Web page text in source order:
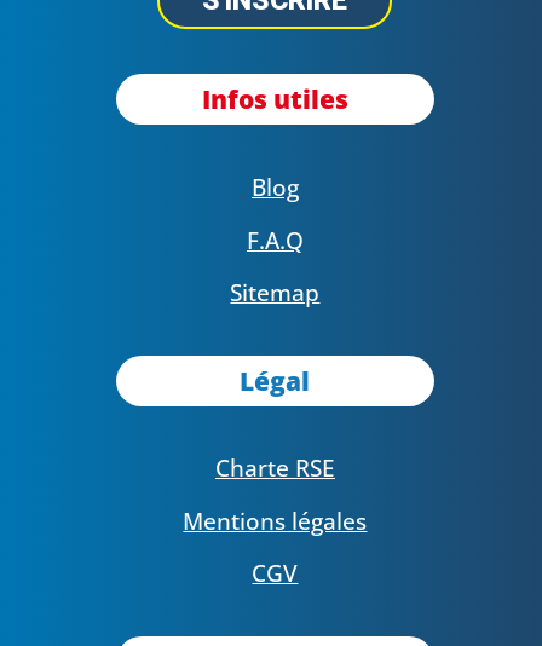
Infos utiles
Blog
F.A.Q
Sitemap
Légal
Charte RSE
Mentions légales
CGV